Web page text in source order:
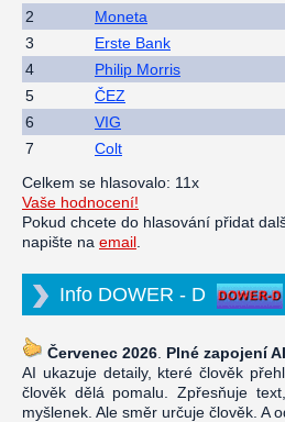
2
Moneta
3
Erste Bank
4
Philip Morris
5
ČEZ
6
VIG
7
Colt
Celkem se hlasovalo: 11x
Vaše hodnocení!
Pokud chcete do hlasování přidat
napište na email
Info DOWER - D
Červenec 2026 Plné zapojení AI
AI ukazuje detaily, které člověk
člověk dělá pomalu. Zpřesňuje
myšlenek. Ale směr určuje člověk. A